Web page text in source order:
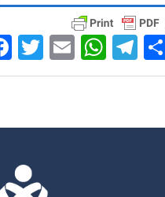
Facebook
TwitterEmail